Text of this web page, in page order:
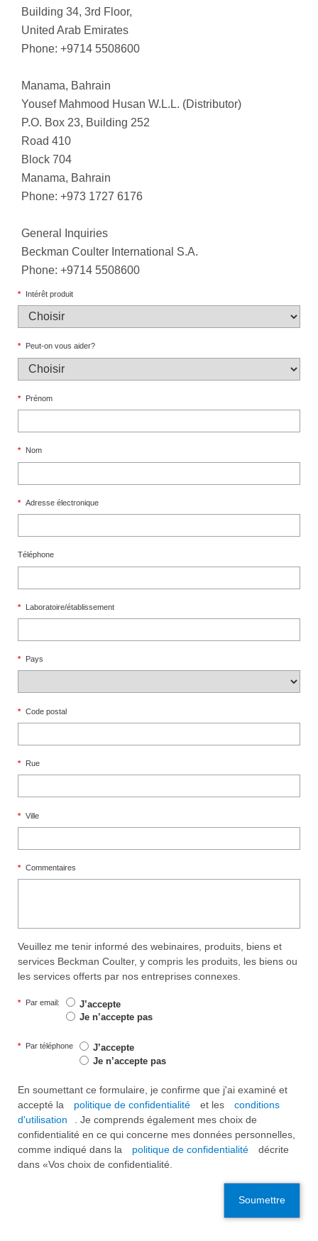
Building 34, 3rd Floor,
United Arab Emirates
Phone: +9714 5508600
Manama, Bahrain
Yousef Mahmood Husan W.L.L. (Distributor)
P.O. Box 23, Building 252
Road 410
Block 704
Manama, Bahrain
Phone: +973 1727 6176
General Inquiries
Beckman Coulter International S.A.
Phone: +9714 5508600
* Intérêt produit
* Peut-on vous aider?
* Prénom
* Nom
* Adresse électronique
Téléphone
* Laboratoire/établissement
* Pays
* Code postal
* Rue
* Ville
* Commentaires
Veuillez me tenir informé des webinaires, produits, biens et
services Beckman Coulter, y compris les produits, les biens ou
les services offerts par nos entreprises connexes.
* Par email:
J’accepte
Je n’accepte pas
* Par téléphone
J’accepte
Je n’accepte pas
En soumettant ce formulaire, je confirme que j'ai examiné et
accepté la
politique de confidentialité et les
conditions
d'utilisation
. Je comprends également mes choix de
confidentialité en ce qui concerne mes données personnelles,
comme indiqué dans la
politique de confidentialité
décrite
dans «Vos choix de confidentialité.
Soumettre